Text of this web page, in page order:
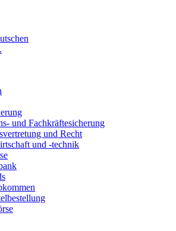
und Fachkräftesicherung
und Recht
und -technik